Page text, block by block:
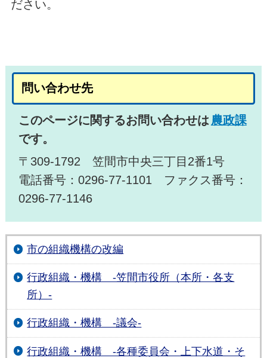
ださい。
問い合わせ先
このページに関するお問い合わせは農政課
です。
〒309-1792 笠間市中央三丁目2番1号
電話番号：0296-77-1101 ファクス番号：
0296-77-1146
市の組織機構の改編
行政組織・機構 -笠間市役所（本所・各支
所）-
行政組織・機構 -議会-
行政組織・機構 -各種委員会・上下水道・そ